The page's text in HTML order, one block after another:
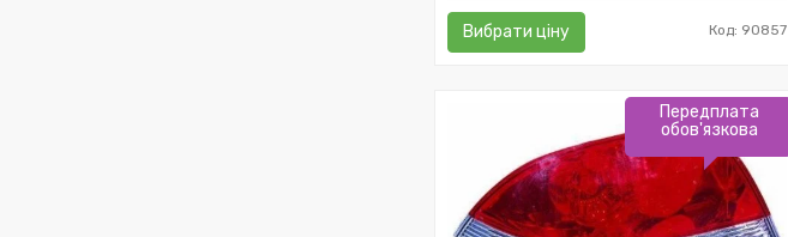
Вибрати ціну Код: 90857
Передплата
обов'язкова